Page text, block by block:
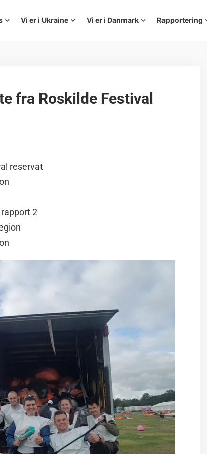
Vi er i Ukraine Vi er i Danmark Rapportering
fra Roskilde Festival
reservat
2